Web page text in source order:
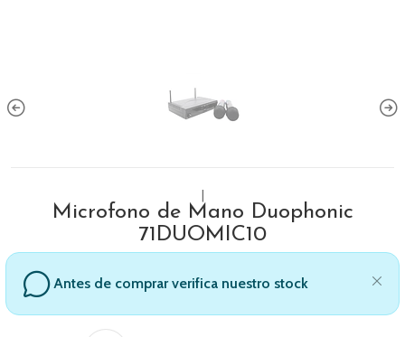
Microfono de Mano Duophonic
71DUOMIC10
Antes de comprar verifica nuestro stock